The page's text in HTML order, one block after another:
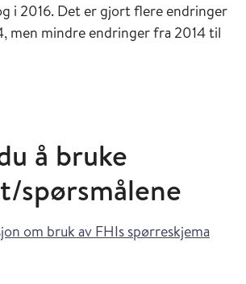
i 2016. Det er gjort flere endringer
men mindre endringer fra 2014 til
å bruke
spørsmålene
om bruk av FHIs spørreskjema